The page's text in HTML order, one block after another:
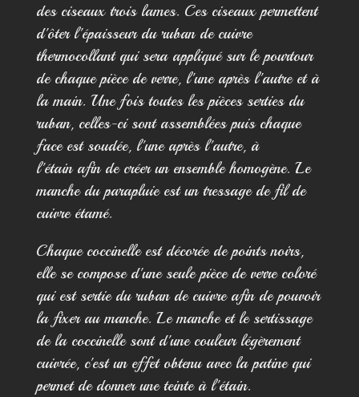
des ciseaux trois lames. Ces ciseaux permettent
d'ôter l'épaisseur du ruban de cuivre
thermocollant qui sera appliqué sur le pourtour
de chaque pièce de verre, l'une après l'autre et à
la main. Une fois toutes les pièces serties du
ruban, celles-ci sont assemblées puis chaque
face est soudée, l'une après l'autre, à
l'étain afin de créer un ensemble homogène. Le
manche du parapluie est un tressage de fil de
cuivre étamé.
Chaque coccinelle est décorée de points noirs,
elle se compose d'une seule pièce de verre coloré
qui est sertie du ruban de cuivre afin de pouvoir
la fixer au manche. Le manche et le sertissage
de la coccinelle sont d'une couleur légèrement
cuivrée, c'est un effet obtenu avec la patine qui
permet de donner une teinte à l'étain.